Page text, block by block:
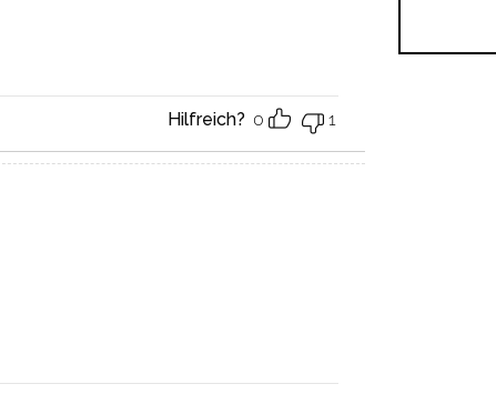
Hilfreich? 0 1